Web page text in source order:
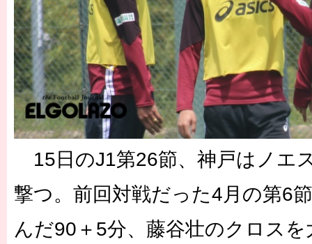
15日のJ1第26節、神戸はノエ
撃つ。前回対戦だった4月の第6
んだ90＋5分、藤谷壮のクロスを